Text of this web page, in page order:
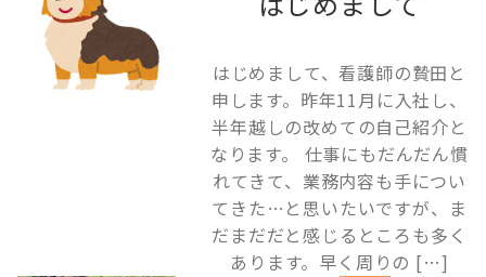
はじめまして、看護師の贄田と
申します。昨年11月に入社し、
半年越しの改めての自己紹介と
なります。 仕事にもだんだん慣
れてきて、業務内容も手につい
てきた…と思いたいですが、ま
だまだだと感じるところも多く
あります。早く周りの […]